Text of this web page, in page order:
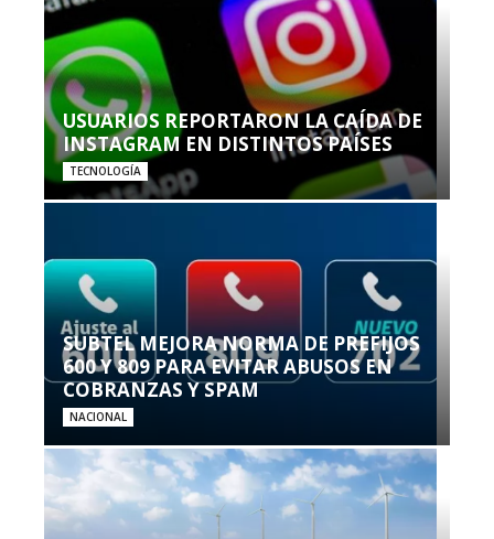
USUARIOS REPORTARON LA CAÍDA DE
INSTAGRAM EN DISTINTOS PAÍSES
TECNOLOGÍA
SUBTEL MEJORA NORMA DE PREFIJOS
600 Y 809 PARA EVITAR ABUSOS EN
COBRANZAS Y SPAM
NACIONAL